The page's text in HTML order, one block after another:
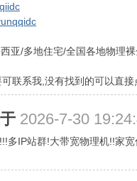
亚/多地住宅/全国各地物理
联系我,没有找到的可以直
2026-7-30
多IP站群!大带宽物理机!!家